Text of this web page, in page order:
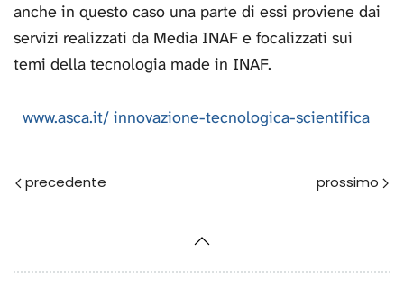
anche in questo caso una parte di essi proviene dai
servizi realizzati da Media INAF e focalizzati sui
temi della tecnologia made in INAF.
www.asca.it/ innovazione-tecnologica-scientifica